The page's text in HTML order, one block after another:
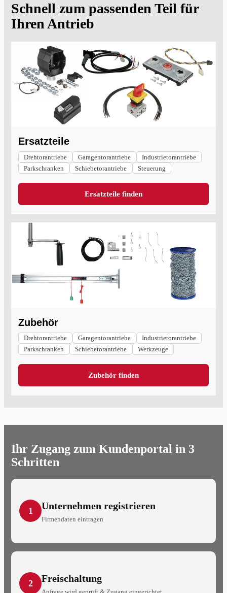
Schnell zum passenden Teil für
Ihren Antrieb
Ersatzteile
Drehtorantriebe Garagentorantriebe
Industrietorantriebe
Parkschranken
Schiebetorantriebe Steuerung
Ersatzteile finden
Zubehör
Drehtorantriebe Garagentorantriebe
Industrietorantriebe
Parkschranken
Schiebetorantriebe Werkzeuge
Zubehör finden
Ihr Zugang zum Kundenportal in 3
Schritten
1 Unternehmen registrieren
Firmendaten eintragen
2 Freischaltung